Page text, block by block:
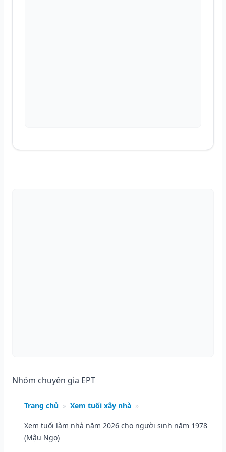
Nhóm chuyên gia EPT
Trang chủ » Xem tuổi xây nhà »
Xem tuổi làm nhà năm 2026 cho người sinh năm 1978
(Mậu Ngọ)